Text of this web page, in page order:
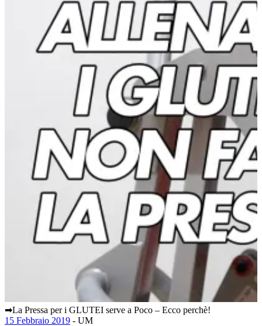
➡La Pressa per i GLUTEI serve a Poco – Ecco perchè!
15 Febbraio 2019 - UM